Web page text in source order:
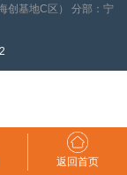
创基地C区） 分部：宁
返回首页